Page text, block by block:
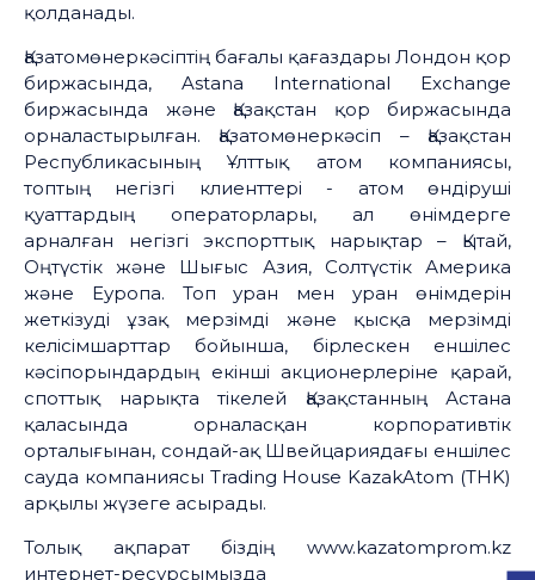
қолданады.
Қазатомөнеркәсіптің бағалы қағаздары Лондон қор
биржасында, Astana International Exchange
биржасында және Қазақстан қор биржасында
орналастырылған. Қазатомөнеркәсіп – Қазақстан
Республикасының Ұлттық атом компаниясы,
топтың негізгі клиенттері - атом өндіруші
қуаттардың операторлары, ал өнімдерге
арналған негізгі экспорттық нарықтар – Қытай,
Оңтүстік және Шығыс Азия, Солтүстік Америка
және Еуропа. Топ уран мен уран өнімдерін
жеткізуді ұзақ мерзімді және қысқа мерзімді
келісімшарттар бойынша, бірлескен еншілес
кәсіпорындардың екінші акционерлеріне қарай,
споттық нарықта тікелей Қазақстанның Астана
қаласында орналасқан корпоративтік
орталығынан, сондай-ақ Швейцариядағы еншілес
сауда компаниясы Тrading House KazakAtom (THK)
арқылы жүзеге асырады.
Толық ақпарат біздің www.kazatomprom.kz
интернет-ресурсымызда